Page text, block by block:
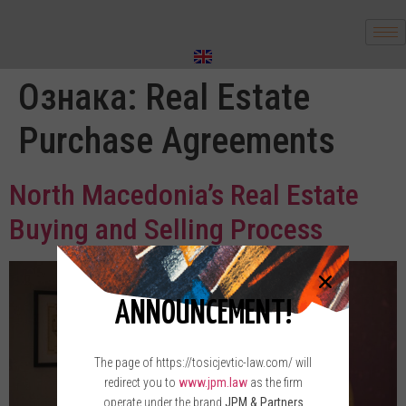
Ознака: Real Estate
Purchase Agreements
North Macedonia’s Real Estate
Buying and Selling Process
ANNOUNCEMENT!
The page of https://tosicjevtic-law.com/ will
redirect you to www.jpm.lawas the firm
operate under the brand JPM & Partners